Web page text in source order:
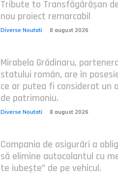
Tribute to Transfăgărășan
nou proiect remarcabil
Diverse Noutati 8 august 2026
Mirabela Grădinaru,
statului român, are în
ce ar putea fi considerat un
de patrimoniu.
Diverse Noutati 8 august 2026
Compania de asigurări a
să elimine autocolantul cu
te iubește” de pe vehicul.